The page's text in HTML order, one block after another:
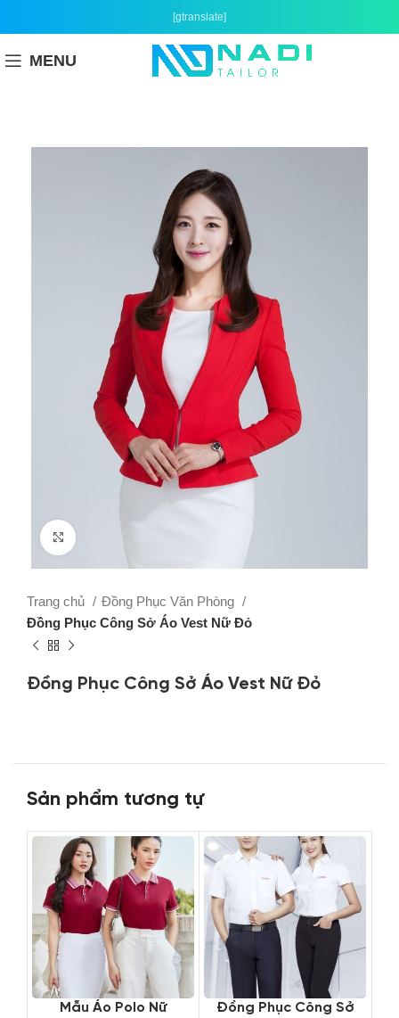
[gtranslate]
MENU
Trang chủ
Đồng Phục Văn Phòng
Đồng Phục Công Sở Áo Vest Nữ Đỏ
Đồng Phục Công Sở Áo Vest Nữ Đỏ
Sản phẩm tương tự
Mẫu Áo Polo Nữ
Đồng Phục Công Sở